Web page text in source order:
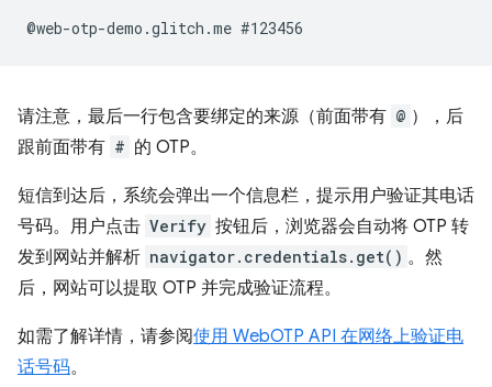
请注意，最后一行包含要绑定的来源（前面带有 @ ），后
跟前面带有 # 的 OTP。
短信到达后，系统会弹出一个信息栏，提示用户验证其电话
号码。用户点击 Verify 按钮后，浏览器会自动将 OTP 转
发到网站并解析 navigator.credentials.get() 。然
后，网站可以提取 OTP 并完成验证流程。
如需了解详情，请参阅使用 WebOTP API 在网络上验证电
话号码。